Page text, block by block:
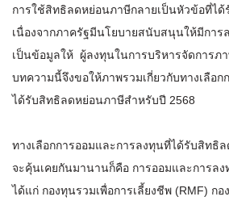
การใช้สิทธิลดหย่อนภาษีกลายเป็นหัวข้อที่ได้
เนื่องจากภาครัฐมีนโยบายสนับสนุนให้มีการ
เป็นข้อมูลให้ ผู้ลงทุนในการบริหารจัดการภ
บทความนี้จึงขอให้ภาพรวมเกี่ยวกับทางเลือ
ได้รับสิทธิลดหย่อนภาษีสำหรับปี 2568
ทางเลือกการออมและการลงทุนที่ได้รับสิทธิ
จะคุ้นเคยกันมานานก็คือ การออมและการลง
ได้แก่ กองทุนรวมเพื่อการเลี้ยงชีพ (RMF) กอ